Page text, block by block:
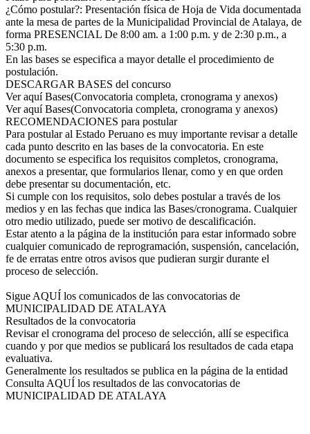
¿Cómo postular?: Presentación física de Hoja de Vida documentada
ante la mesa de partes de la Municipalidad Provincial de Atalaya, de
forma PRESENCIAL De 8:00 am. a 1:00 p.m. y de 2:30 p.m., a
5:30 p.m.
En las bases se especifica a mayor detalle el procedimiento de
postulación.
DESCARGAR BASES del concurso
Ver aquí Bases(Convocatoria completa, cronograma y anexos)
Ver aquí Bases(Convocatoria completa, cronograma y anexos)
RECOMENDACIONES para postular
Para postular al Estado Peruano es muy importante revisar a detalle
cada punto descrito en las bases de la convocatoria. En este
documento se especifica los requisitos completos, cronograma,
anexos a presentar, que formularios llenar, como y en que orden
debe presentar su documentación, etc.
Si cumple con los requisitos, solo debes postular a través de los
medios y en las fechas que indica las Bases/cronograma. Cualquier
otro medio utilizado, puede ser motivo de descalificación.
Estar atento a la página de la institución para estar informado sobre
cualquier comunicado de reprogramación, suspensión, cancelación,
fe de erratas entre otros avisos que pudieran surgir durante el
proceso de selección.
Sigue AQUÍ los comunicados de las convocatorias de
MUNICIPALIDAD DE ATALAYA
Resultados de la convocatoria
Revisar el cronograma del proceso de selección, allí se especifica
cuando y por que medios se publicará los resultados de cada etapa
evaluativa.
Generalmente los resultados se publica en la página de la entidad
Consulta AQUÍ los resultados de las convocatorias de
MUNICIPALIDAD DE ATALAYA